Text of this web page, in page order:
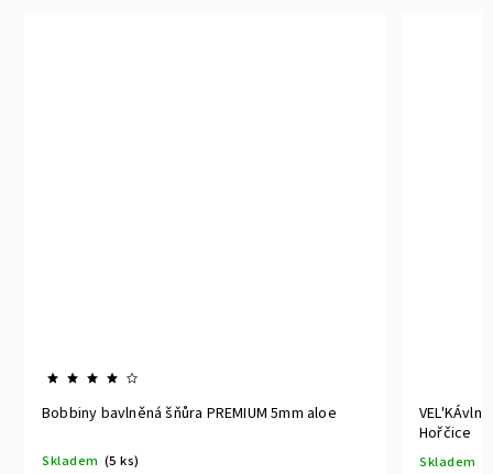
Bobbiny bavlněná šňůra PREMIUM 5mm aloe
Skladem (5 ks)
Hořčice
Skladem